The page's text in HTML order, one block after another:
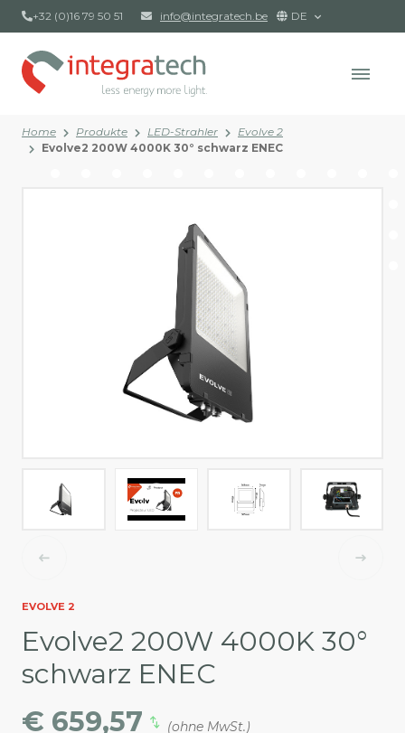
+32 (0)16 79 50 51 info@integratech.be DE
Home Produkte LED-Strahler
Evolve 2
Evolve2 200W 4000K 30° schwarz ENEC
EVOLVE 2
Evolve2 200W 4000K 30°
schwarz ENEC
€ 659,57
(ohne MwSt.)